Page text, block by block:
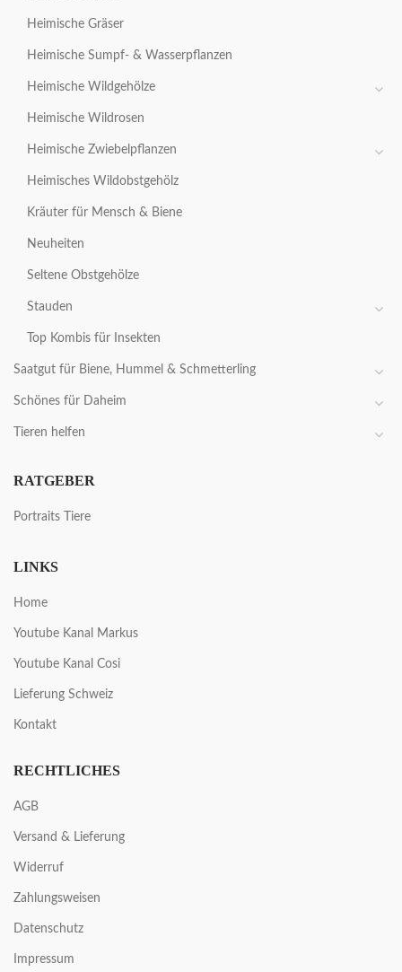
Heimische Gräser
Heimische Sumpf- & Wasserpflanzen
Heimische Wildgehölze
Heimische Wildrosen
Heimische Zwiebelpflanzen
Heimisches Wildobstgehölz
Kräuter für Mensch & Biene
Neuheiten
Seltene Obstgehölze
Stauden
Top Kombis für Insekten
Saatgut für Biene, Hummel & Schmetterling
Schönes für Daheim
Tieren helfen
RATGEBER
Portraits Tiere
LINKS
Home
Youtube Kanal Markus
Youtube Kanal Cosi
Lieferung Schweiz
Kontakt
RECHTLICHES
AGB
Versand & Lieferung
Widerruf
Zahlungsweisen
Datenschutz
Impressum